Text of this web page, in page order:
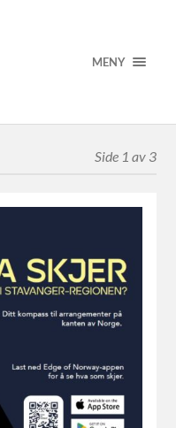
MENY
Side 1 av 3